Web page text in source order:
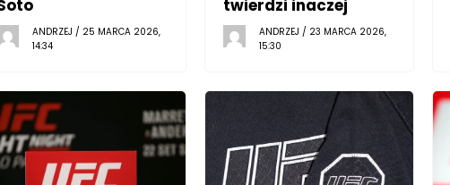
ANDRZEJ / 25 MARCA 2026,
14:34
twierdzi inaczej
ANDRZEJ / 23 MARCA 2026,
15:30